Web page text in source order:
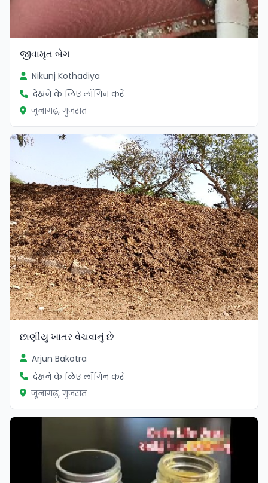
જીવામૃત બેગ
Nikunj Kothadiya
देखने के लिए लॉगिन करें
जूनागढ़, गुजरात
છાણીયુ ખાતર વેચવાનું છે
Arjun Bakotra
देखने के लिए लॉगिन करें
जूनागढ़, गुजरात